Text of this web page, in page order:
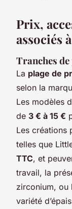
Prix,
associés
Tranches
La plage de
selon la
Les modèles
de 3 € à 15 €
Les créations
telles que
TTC, et
travail, la
zirconium, ou
variété